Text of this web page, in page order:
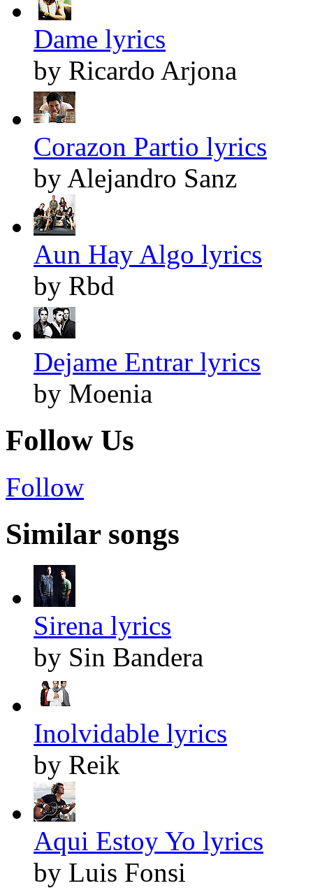
Dame lyrics
by Ricardo Arjona
Corazon Partio lyrics
by Alejandro Sanz
Aun Hay Algo lyrics
by Rbd
Dejame Entrar lyrics
by Moenia
Follow Us
Follow
Similar songs
Sirena lyrics
by Sin Bandera
Inolvidable lyrics
by Reik
Aqui Estoy Yo lyrics
by Luis Fonsi